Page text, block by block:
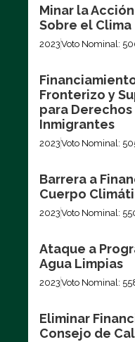
Minar la
Sobre el Clima
2023Voto Nominal:
Fronterizo y
para
Inmigrantes
2023Voto Nominal:
Barrera a
Cuerpo
2023Voto Nominal:
Ataque a
Agua Limpias
2023Voto Nominal:
Eliminar
Consejo de